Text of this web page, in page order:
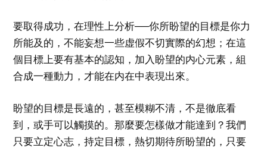
要取得成功，在理性上分析──你所盼望的目標是你力
所能及的，不能妄想一些虚假不切實際的幻想；在這
個目標上要有基本的認知，加入盼望的内心元素，組
合成一種動力，才能在内在中表現出來。
盼望的目標是長遠的，甚至模糊不清，不是徹底看
到，或手可以觸摸的。那麼要怎樣做才能達到？我們
只要立定心志，持定目標，熱切期待所盼望的，只要